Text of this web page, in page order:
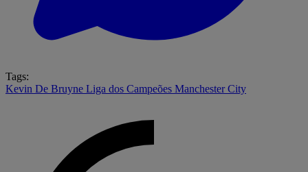
Tags:
Kevin De Bruyne Liga dos Campeões Manchester City